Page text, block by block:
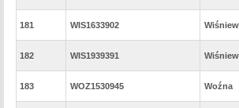
181 WIS1633902
182 WIS1939391
183 WOZ1530945 Woźna